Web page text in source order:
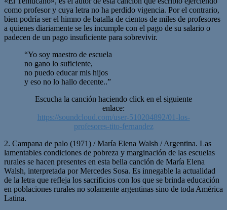
como profesor y cuya letra no ha perdido vigencia. Por el contrario,
bien podría ser el himno de batalla de cientos de miles de profesores
a quienes diariamente se les incumple con el pago de su salario o
padecen de un pago insuficiente para sobrevivir.
“Yo soy maestro de escuela
no gano lo suficiente,
no puedo educar mis hijos
y eso no lo hallo decente..”
Escucha la canción haciendo click en el siguiente
enlace:
https://soundcloud.com/user-510204892/01-los-
profesores-tito-fernandez
2. Campana de palo (1971) / María Elena Walsh / Argentina. Las
lamentables condiciones de pobreza y marginación de las escuelas
rurales se hacen presentes en esta bella canción de María Elena
Walsh, interpretada por Mercedes Sosa. Es innegable la actualidad
de la letra que refleja los sacrificios con los que se brinda educación
en poblaciones rurales no solamente argentinas sino de toda América
Latina.